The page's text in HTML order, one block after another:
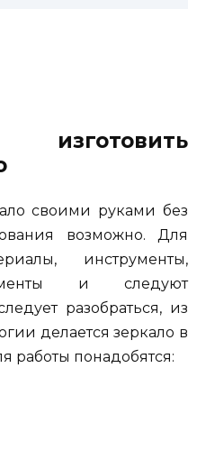
своими руками без
возможно. Для
инструменты,
и следуют
разобраться, из
делается зеркало в
работы понадобятся: